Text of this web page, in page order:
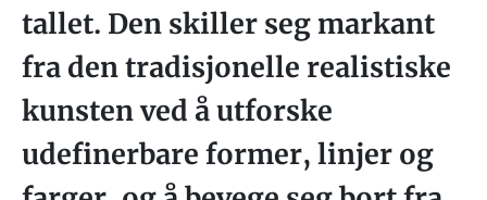
tallet. Den skiller seg markant
fra den tradisjonelle realistiske
kunsten ved å utforske
udefinerbare former, linjer og